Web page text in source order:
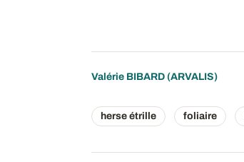
Valérie BIBARD(ARVALIS)
herse étrille foliaire